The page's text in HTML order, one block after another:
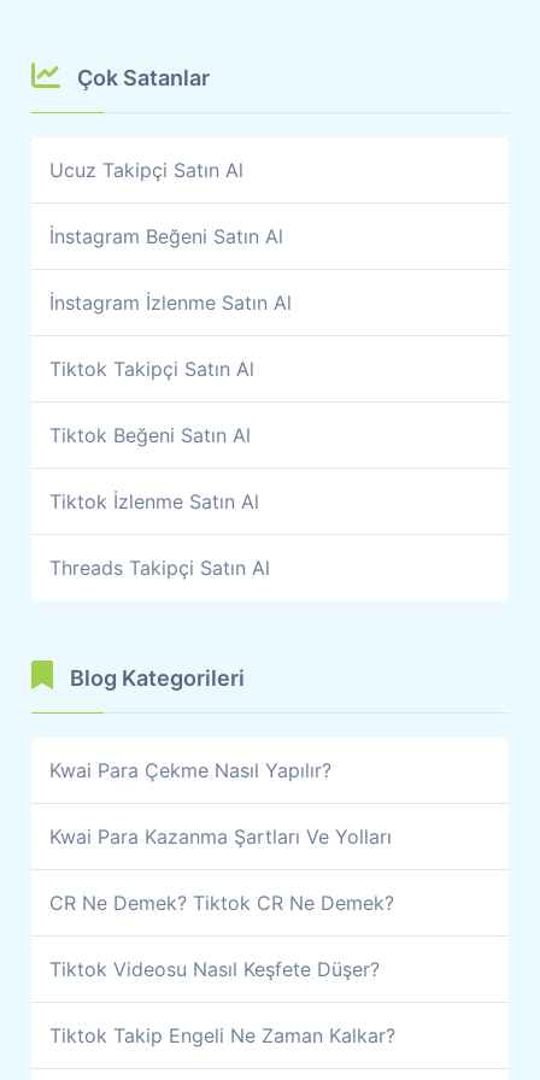
Çok Satanlar
Ucuz Takipçi Satın Al
İnstagram Beğeni Satın Al
İnstagram İzlenme Satın Al
Tiktok Takipçi Satın Al
Tiktok Beğeni Satın Al
Tiktok İzlenme Satın Al
Threads Takipçi Satın Al
Blog Kategorileri
Kwai Para Çekme Nasıl Yapılır?
Kwai Para Kazanma Şartları Ve Yolları
CR Ne Demek? Tiktok CR Ne Demek?
Tiktok Videosu Nasıl Keşfete Düşer?
Tiktok Takip Engeli Ne Zaman Kalkar?